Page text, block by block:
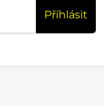
Příhlásit